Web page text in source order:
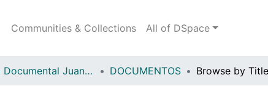
Communities & Collections All of DSpace
Fondo Documental Juan Moreteau (FDJM) DOCUMENTOS Browse by Title